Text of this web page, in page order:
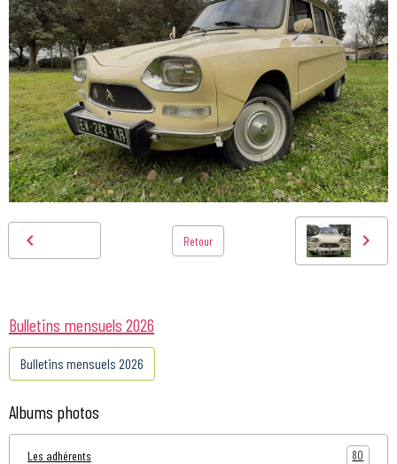
Retour
Bulletins mensuels 2026
Bulletins mensuels 2026
Albums photos
Les adhérents 80